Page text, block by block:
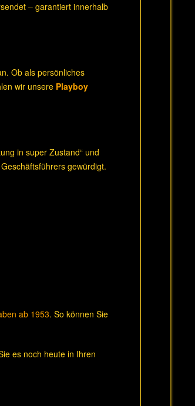
– garantiert innerhalb
Ob als persönliches
wir unsere Playboy
in super Zustand“ und
gewürdigt.
ab 1953. So können Sie
es noch heute in Ihren